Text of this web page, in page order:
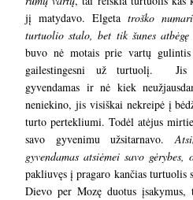
jį matydavo. Elgeta troško
turtuolio stalo, bet tik šunes
buvo nė motais prie vartų gulintis
gailestingesni už turtuolį. Jis
gyvendamas ir nė kiek
neniekino, jis visiškai nekreipė į
turto pertekliumi. Todėl atėjus
savo gyvenimu užsitarnavo.
gyvendamas atsiėmei savo
pakliuvęs į pragaro kančias turtuolis
Dievo per Mozę duotus